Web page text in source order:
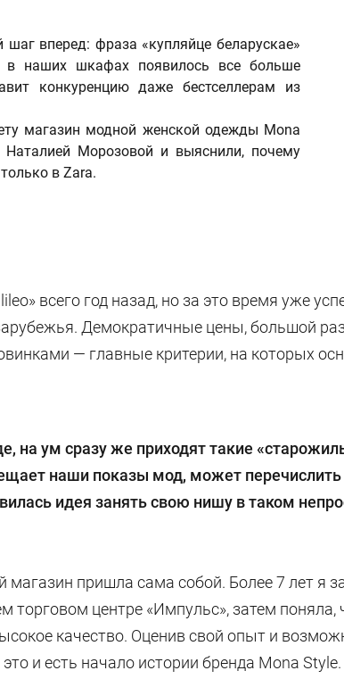
вперед: фраза «купляйце беларускае»
в наших шкафах появилось все больше
конкуренцию даже бестселлерам из
магазин модной женской одежды Mona
Морозовой и выяснили, почему
в Zara.
всего год назад, но за это время уже
Демократичные цены, большой
— главные критерии, на которых
на ум сразу же приходят такие
наши показы мод, может
идея занять свою нишу в таком
магазин пришла сама собой. Более 7 лет я
торговом центре «Импульс», затем
качество. Оценив свой опыт и
и есть начало истории бренда Mona Style.